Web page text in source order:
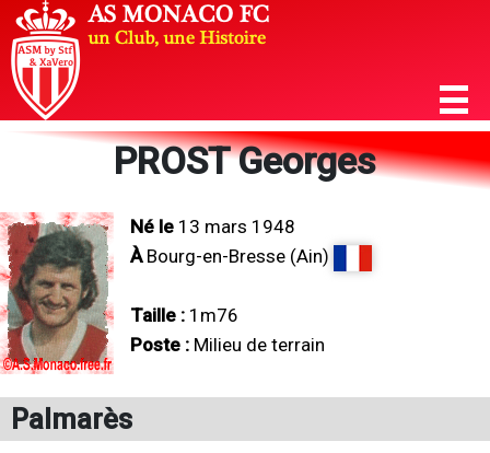
PROST Georges
Né le 13 mars 1948
ÀBourg-en-Bresse (Ain)
Taille : 1m76
Poste : Milieu de terrain
Palmarès